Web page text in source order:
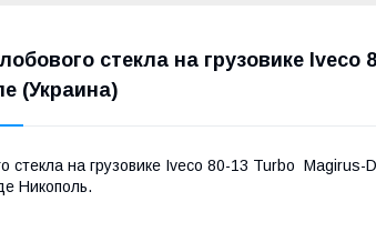
стекла на грузовике Iveco
(Украина)
стекла на грузовике Iveco 80-13 Turbo
Никополь.